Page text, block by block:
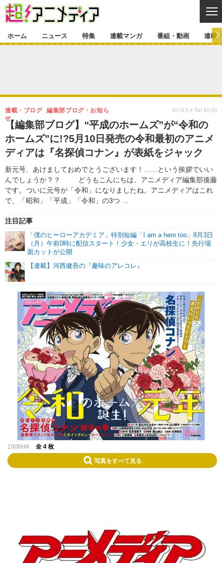
ゲーム・アプリ マンガ
グッズ イベント
声優 コスプレ
舞台 新帝スタ
特集一覧 カバー
ラキりす
連載マンガ
連載マンガ一覧 連載一覧
番組・動画
番組・動画一覧 ラジオ
動画
連載・ブログ
連載・ブログ一覧 コラム
編集部ブログ・お知らせ
ホーム ニュース 特集 連載マンガ 番組・動画 連載
【編集部ブログ】“平成のホームズ”が“令和の
ホームズ”に!?5月10日発売の令和最初のアニメ
ディアは『名探偵コナン』が表紙をジャック
新元号、あけましておめでとうございます！……という挨拶でいい
んでしょうか？？ どうもこんにちは、アニメディア編集部後藤
です。ついに元号が「令和」になりましたね。アニメディアはこれ
で、「昭和」「平成」「令和」の3つ …
連載・ブログ
編集部ブログ・お知ら
せ
注目記事
「僕のヒーローアカデミア」特別短編「I am a hero too」8月3日
（月）午前0時に配信スタート！少女・エリが高校生に！先行場
面カットが公開
【連載】河西健吾の『趣味のアレコレ』
2019.5.4 Sat 20:00
1906H4 全 4 枚
写真をすべて見る